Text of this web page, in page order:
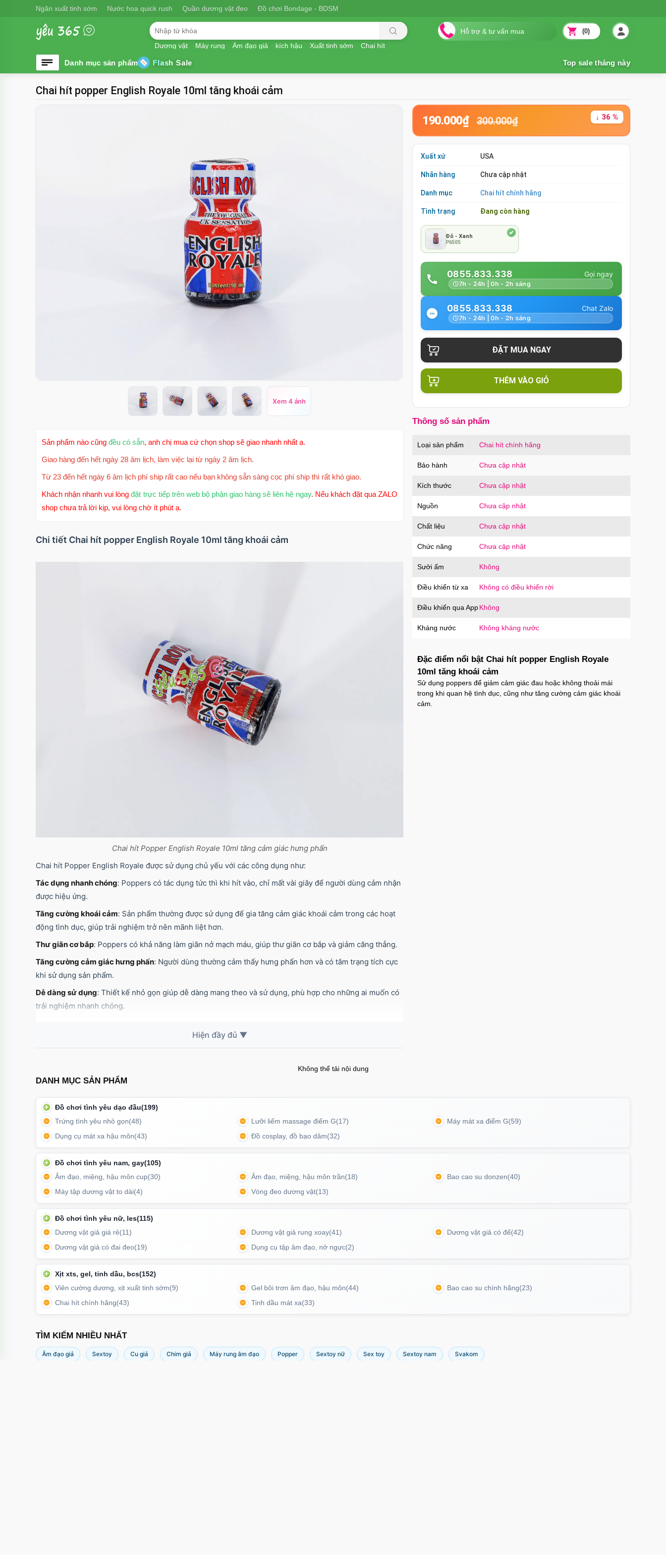
Ngăn xuất tinh sớm Nước hoa quick rush Quần dương vật đeo Đồ chơi Bondage - BDSM
Dương vật Máy rung Âm đạo giả kích hậu Xuất tinh sớm Chai hít
(0)
Flash Sale
Chai hít popper English Royale 10ml tăng khoái cảm
Xem 4 ảnh
190.000₫ 300.000₫ ↓ 36 %
Xuất xứ USA
Nhãn hàng Chưa cập nhật
Danh mục Chai hít chính hãng
Tình trạng Đang còn hàng
Đỏ - Xanh
P6505
0855.833.338
7h - 24h | 0h - 2h sáng
0855.833.338
7h - 24h | 0h - 2h sáng
THÊM VÀO GIỎ
Thông số sản phẩm
Loại sản phẩm Chai hít chính hãng
Bảo hành Chưa cập nhật
Kích thước Chưa cập nhật
Nguồn Chưa cập nhật
Chất liệu Chưa cập nhật
Chức năng Chưa cập nhật
Sưởi ấm Không
Điều khiển từ xa Không có điều khiển rời
Điều khiển qua AppKhông
Kháng nước Không kháng nước
Đặc điểm nổi bật Chai hít popper English Royale
10ml tăng khoái cảm
Sử dụng poppers để giảm cảm giác đau hoặc không thoải mái
trong khi quan hệ tình dục, cũng như tăng cường cảm giác khoái
cảm.
Sản phẩm nào cũng đều có sẵn, anh chị mua cứ chọn shop sẽ giao nhanh nhất ạ.
Giao hàng đến hết ngày 28 âm lịch, làm việc lại từ ngày 2 âm lịch.
Từ 23 đến hết ngày 6 âm lịch phí ship rất cao nếu bạn không sẵn sàng cọc phí ship thì rất khó giao.
Khách nhận nhanh vui lòngđặt trực tiếp trên web bộ phận giao hàng sẽ liên hệ ngay. Nếu khách đặt qua ZALO
shop chưa trả lời kịp, vui lòng chờ ít phút ạ.
Chi tiết Chai hít popper English Royale 10ml tăng khoái cảm
Chai hít Popper English Royale 10ml tăng cảm giác hưng phấn
Chai hít Popper English Royale được sử dụng chủ yếu với các công dụng như:
Tác dụng nhanh chóng: Poppers có tác dụng tức thì khi hít vào, chỉ mất vài giây để người dùng cảm nhận
được hiệu ứng.
Tăng cường khoái cảm: Sản phẩm thường được sử dụng để gia tăng cảm giác khoái cảm trong các hoạt
động tình dục, giúp trải nghiệm trở nên mãnh liệt hơn.
Thư giãn cơ bắp: Poppers có khả năng làm giãn nở mạch máu, giúp thư giãn cơ bắp và giảm căng thẳng.
Tăng cường cảm giác hưng phấn: Người dùng thường cảm thấy hưng phấn hơn và có tâm trạng tích cực
khi sử dụng sản phẩm.
Dễ dàng sử dụng: Thiết kế nhỏ gọn giúp dễ dàng mang theo và sử dụng, phù hợp cho những ai muốn có
trải nghiệm nhanh chóng.
Lưu ý : Mặc dù poppers có nhiều tính năng thú vị, nhưng người dùng nên sử dụng chúng một cách thận
trọng và có trách nhiệm để tránh tác dụng phụ không mong muốn.
Không thể tải nội dung
DANH MỤC SẢN PHẨM
Đồ chơi tình yêu dạo đầu(199)
Trứng tình yêu nhỏ gọn(48) Lưỡi liếm massage điểm G(17) Máy mát xa điểm G(59)
Dụng cụ mát xa hậu môn(43) Đồ cosplay, đồ bạo dâm(32)
Đồ chơi tình yêu nam, gay(105)
Âm đạo, miệng, hậu môn cup(30) Âm đạo, miệng, hậu môn trần(18) Bao cao su donzen(40)
Máy tập dương vật to dài(4) Vòng đeo dương vật(13)
Đồ chơi tình yêu nữ, les(115)
Dương vật giả giá rẻ(11) Dương vật giả rung xoay(41) Dương vật giả có đế(42)
Dương vật giả có đai đeo(19) Dụng cụ tập âm đạo, nở ngực(2)
Xịt xts, gel, tinh dầu, bcs(152)
Viên cường dương, xịt xuất tinh sớm(9) Gel bôi trơn âm đạo, hậu môn(44) Bao cao su chính hãng(23)
Chai hít chính hãng(43) Tinh dầu mát xa(33)
TÌM KIẾM NHIỀU NHẤT
Âm đạo giả Sextoy Cu giả Chim giả Máy rung âm đạo Popper Sextoy nữ Sex toy Sextoy nam Svakom